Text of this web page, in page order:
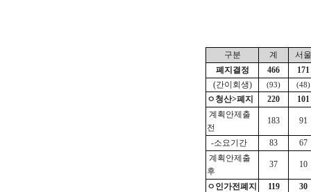
구분 계
서
폐지결정
466
171
(간이회생) (93) (48)
ㅇ청산>폐지 220
101
계획안제출
전
183 91
-소요기간 83
67
계획안제출
후
37 10
ㅇ인가전폐지 119
30